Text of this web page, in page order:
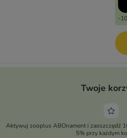
-
Twoje
Aktywuj zooplus ABOnament i zaoszczędź
5% przy każdym